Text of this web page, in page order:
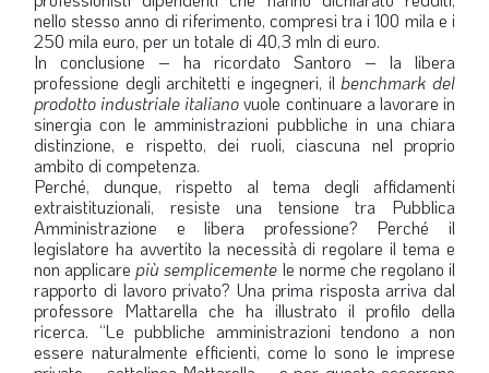
nello stesso anno di riferimento, compresi tra i 100 mila e i
250 mila euro, per un totale di 40,3 mln di euro.
In conclusione – ha ricordato Santoro – la libera
professione degli architetti e ingegneri, il benchmark del
prodotto industriale italianovuole continuare a lavorare in
sinergia con le amministrazioni pubbliche in una chiara
distinzione, e rispetto, dei ruoli, ciascuna nel proprio
ambito di competenza.
Perché, dunque, rispetto al tema degli affidamenti
extraistituzionali, resiste una tensione tra Pubblica
Amministrazione e libera professione? Perché il
legislatore ha avvertito la necessità di regolare il tema e
non applicare più semplicemente le norme che regolano il
rapporto di lavoro privato? Una prima risposta arriva dal
professore Mattarella che ha illustrato il profilo della
ricerca. “Le pubbliche amministrazioni tendono a non
essere naturalmente efficienti, come lo sono le imprese